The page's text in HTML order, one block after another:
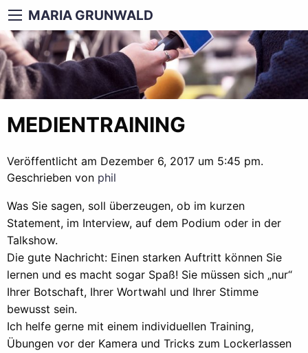
MARIA GRUNWALD
MEDIENTRAINING
Veröffentlicht am Dezember 6, 2017 um 5:45 pm.
Geschrieben von phil
Was Sie sagen, soll überzeugen, ob im kurzen
Statement, im Interview, auf dem Podium oder in der
Talkshow.
Die gute Nachricht: Einen starken Auftritt können Sie
lernen und es macht sogar Spaß! Sie müssen sich „nur“
Ihrer Botschaft, Ihrer Wortwahl und Ihrer Stimme
bewusst sein.
Ich helfe gerne mit einem individuellen Training,
Übungen vor der Kamera und Tricks zum Lockerlassen